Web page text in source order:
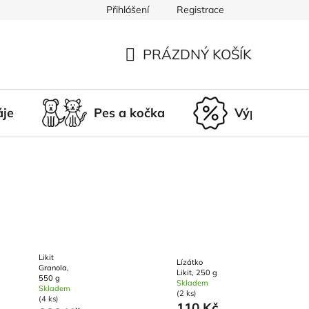
Doprava a platba Nepřevzetí zásilky
Přihlášení Registrace
KOŠÍK
PRÁZDNÝ KOŠÍK
Pes a kočka Výprodej
Likit
Granola,
550 g
Skladem
(4 ks)
Lízátko
Likit, 250 g
Skladem
(2 ks)